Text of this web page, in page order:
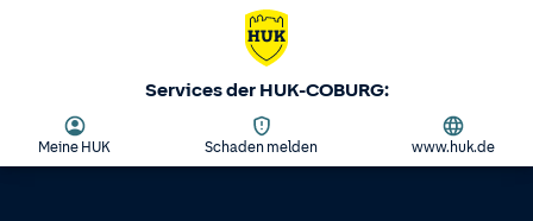
Services der HUK-COBURG:
Meine HUK Schaden melden www.huk.de